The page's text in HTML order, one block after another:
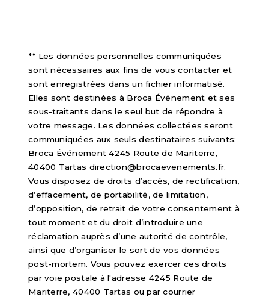
** Les données personnelles communiquées
sont nécessaires aux fins de vous contacter et
sont enregistrées dans un fichier informatisé.
Elles sont destinées à Broca Événement et ses
sous-traitants dans le seul but de répondre à
votre message. Les données collectées seront
communiquées aux seuls destinataires suivants:
Broca Événement 4245 Route de Mariterre,
40400 Tartas direction@brocaevenements.fr.
Vous disposez de droits d’accès, de rectification,
d’effacement, de portabilité, de limitation,
d’opposition, de retrait de votre consentement à
tout moment et du droit d’introduire une
réclamation auprès d’une autorité de contrôle,
ainsi que d’organiser le sort de vos données
post-mortem. Vous pouvez exercer ces droits
par voie postale à l'adresse 4245 Route de
Mariterre, 40400 Tartas ou par courrier